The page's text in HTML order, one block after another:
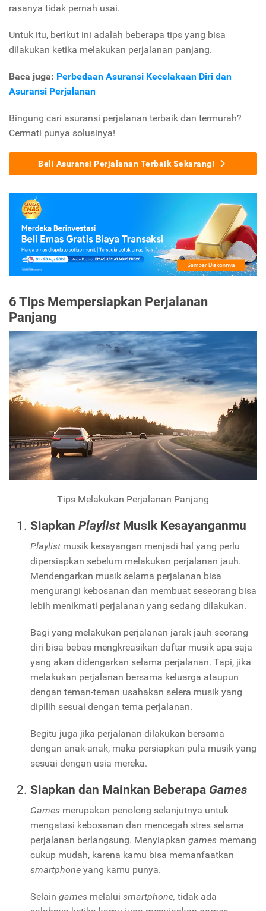
rasanya tidak pernah usai.
Untuk itu, berikut ini adalah beberapa tips yang bisa
dilakukan ketika melakukan perjalanan panjang.
Baca juga: Perbedaan Asuransi Kecelakaan Diri dan
Asuransi Perjalanan
Bingung cari asuransi perjalanan terbaik dan termurah?
Cermati punya solusinya!
Beli Asuransi Perjalanan Terbaik Sekarang!
6 Tips Mempersiapkan Perjalanan
Panjang
Tips Melakukan Perjalanan Panjang
Siapkan PlaylistMusik Kesayanganmu
Playlist musik kesayangan menjadi hal yang perlu
dipersiapkan sebelum melakukan perjalanan jauh.
Mendengarkan musik selama perjalanan bisa
mengurangi kebosanan dan membuat seseorang bisa
lebih menikmati perjalanan yang sedang dilakukan.
Bagi yang melakukan perjalanan jarak jauh seorang
diri bisa bebas mengkreasikan daftar musik apa saja
yang akan didengarkan selama perjalanan. Tapi, jika
melakukan perjalanan bersama keluarga ataupun
dengan teman-teman usahakan selera musik yang
dipilih sesuai dengan tema perjalanan.
Begitu juga jika perjalanan dilakukan bersama
dengan anak-anak, maka persiapkan pula musik yang
sesuai dengan usia mereka.
Siapkan dan Mainkan Beberapa Games
Games merupakan penolong selanjutnya untuk
mengatasi kebosanan dan mencegah stres selama
perjalanan berlangsung. Menyiapkan games memang
cukup mudah, karena kamu bisa memanfaatkan
smartphone yang kamu punya.
Selain games melalui smartphone, tidak ada